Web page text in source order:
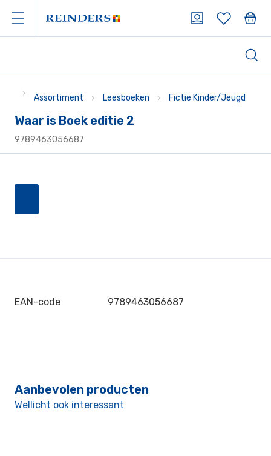
Assortiment Leesboeken Fictie Kinder/Jeugd
Waar is Boek editie 2
9789463056687
EAN-code 9789463056687
Aanbevolen producten
Wellicht ook interessant